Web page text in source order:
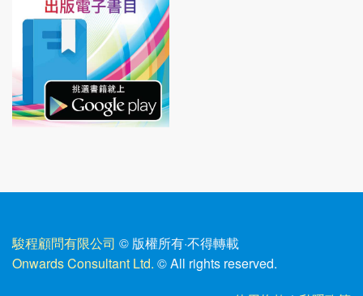
駿程顧問有限公司 © 版權所有·不得轉載
Onwards Consultant Ltd. © All rights reserved.